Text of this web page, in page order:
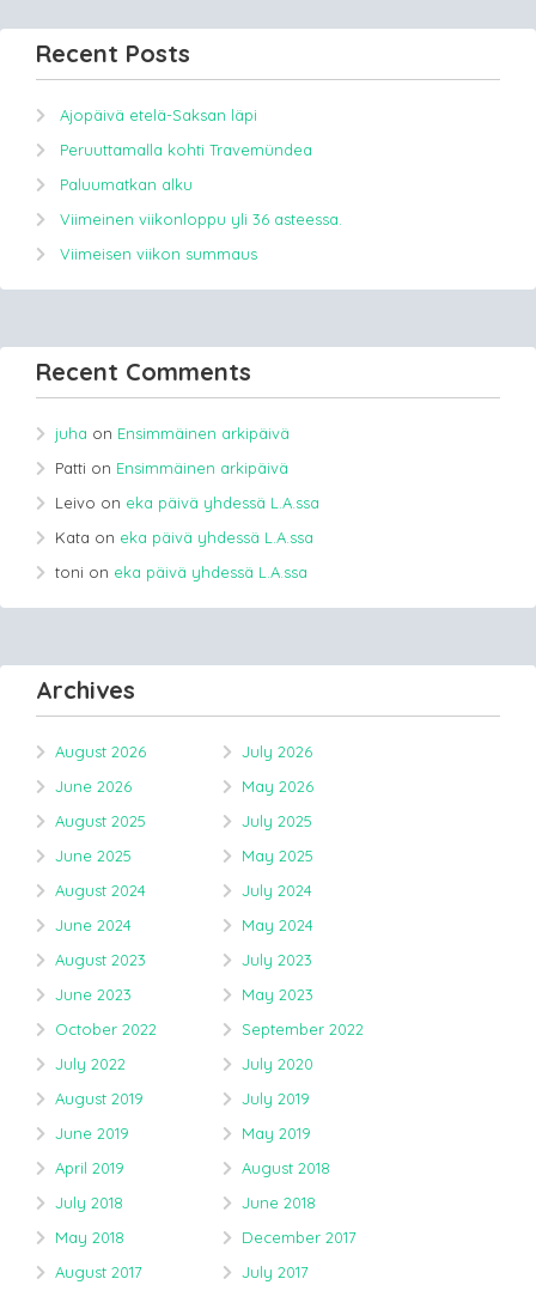
Recent Posts
Ajopäivä etelä-Saksan läpi
Peruuttamalla kohti Travemündea
Paluumatkan alku
Viimeinen viikonloppu yli 36 asteessa.
Viimeisen viikon summaus
Recent Comments
juha on Ensimmäinen arkipäivä
Patti on Ensimmäinen arkipäivä
Leivo on eka päivä yhdessä L.A.ssa
Kata on eka päivä yhdessä L.A.ssa
toni on eka päivä yhdessä L.A.ssa
Archives
August 2026
July 2026
June 2026
May 2026
August 2025
July 2025
June 2025
May 2025
August 2024
July 2024
June 2024
May 2024
August 2023
July 2023
June 2023
May 2023
October 2022
September 2022
July 2022
July 2020
August 2019
July 2019
June 2019
May 2019
April 2019
August 2018
July 2018
June 2018
May 2018
December 2017
August 2017
July 2017